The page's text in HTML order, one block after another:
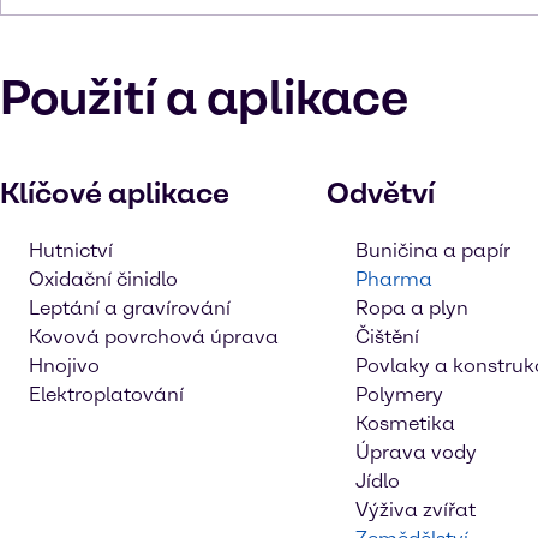
Použití a aplikace
Klíčové aplikace
Hutnictví
Oxidační činidlo
Leptání a gravírování
Kovová povrchová úprava
Hnojivo
Elektroplatování
Odvětví
Buničina a papír
Pharma
Ropa a plyn
Čištění
Povlaky a
Polymery
Kosmetika
Úprava vody
Jídlo
Výživa zvířat